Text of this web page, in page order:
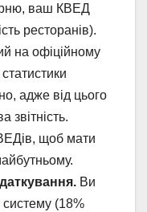
ваш КВЕД
ресторанів).
на офіційному
адже від цього
звітність.
щоб мати
Ви
систему (18%